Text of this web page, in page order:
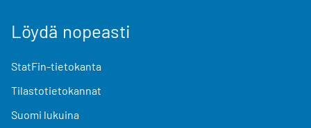
Löydä nopeasti
StatFin-tietokanta
Tilastotietokannat
Suomi lukuina